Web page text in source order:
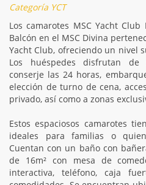
Categoría YCT
Los camarotes MSC Yacht
Balcón en el MSC Divina
Yacht Club, ofreciendo un nivel
Los huéspedes disfrutan
conserje las 24 horas,
elección de turno de cena,
privado, así como a zonas
Estos espaciosos camarotes
ideales para familias o
Cuentan con un baño con
de 16m² con mesa de
interactiva, teléfono, caja